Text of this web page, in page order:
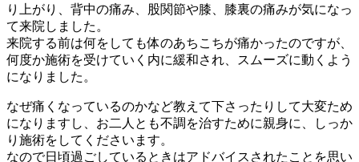
り上がり、背中の痛み、股関節や膝、膝裏の痛みが気になっ
て来院しました。
来院する前は何をしても体のあちこちが痛かったのですが、
何度か施術を受けていく内に緩和され、スムーズに動くよう
になりました。
なぜ痛くなっているのかなど教えて下さったりして大変ため
になりますし、お二人とも不調を治すために親身に、しっか
り施術をしてくださいます。
なので日頃過ごしているときはアドバイスされたことを思い